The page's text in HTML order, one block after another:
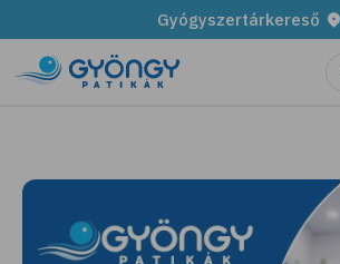
Gyógyszertárkereső
Legyen